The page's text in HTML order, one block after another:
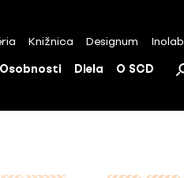
Knižnica Designum Inolab
Osobnosti Diela O SCD